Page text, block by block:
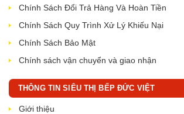
Chính Sách Đổi Trả Hàng Và Hoàn Tiền
Chính Sách Quy Trình Xử Lý Khiếu Nại
Chính Sách Bảo Mật
Chính sách vận chuyển và giao nhận
THÔNG TIN SIÊU THỊ BẾP ĐỨC VIỆT
Giới thiệu